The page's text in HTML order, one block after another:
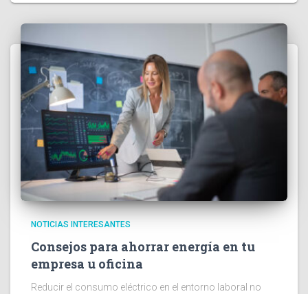
NOTICIAS INTERESANTES
Consejos para ahorrar energía en tu
empresa u oficina
Reducir el consumo eléctrico en el entorno laboral no